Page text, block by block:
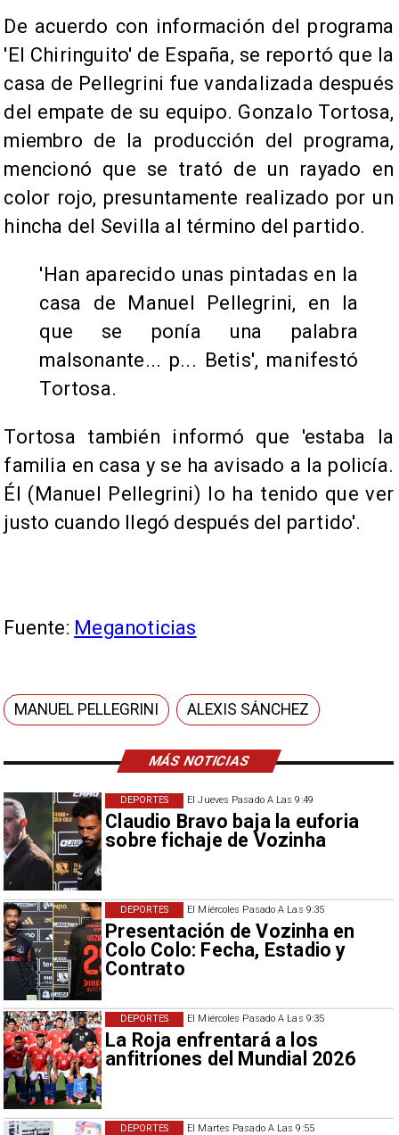
MÁS NOTICIAS
El Jueves Pasado A Las 9:49
Claudio Bravo baja la euforia
sobre fichaje de Vozinha
DEPORTES
El Miércoles Pasado A Las 9:35
Presentación de Vozinha en
Colo Colo: Fecha, Estadio y
Contrato
DEPORTES
El Miércoles Pasado A Las 9:35
La Roja enfrentará a los
anfitriones del Mundial 2026
DEPORTES
El Martes Pasado A Las 9:55
DEPORTES
De acuerdo con información del programa
'El Chiringuito' de España, se reportó que la
casa de Pellegrini fue vandalizada después
del empate de su equipo. Gonzalo Tortosa,
miembro de la producción del programa,
mencionó que se trató de un rayado en
color rojo, presuntamente realizado por un
hincha del Sevilla al término del partido.
'Han aparecido unas pintadas en la
casa de Manuel Pellegrini, en la
que se ponía una palabra
malsonante... p... Betis', manifestó
Tortosa.
Tortosa también informó que 'estaba la
familia en casa y se ha avisado a la policía.
Él (Manuel Pellegrini) lo ha tenido que ver
justo cuando llegó después del partido'.
Fuente: Meganoticias
MANUEL PELLEGRINI ALEXIS SÁNCHEZ